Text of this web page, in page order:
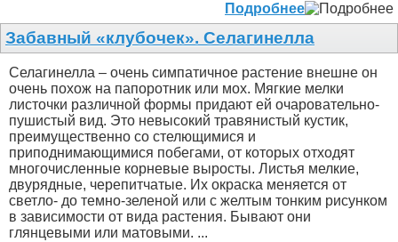
Подробнее
Забавный «клубочек». Селагинелла
Селагинелла – очень симпатичное растение внешне он
очень похож на папоротник или мох. Мягкие мелки
листочки различной формы придают ей очаровательно-
пушистый вид. Это невысокий травянистый кустик,
преимущественно со стелющимися и
приподнимающимися побегами, от которых отходят
многочисленные корневые выросты. Листья мелкие,
двурядные, черепитчатые. Их окраска меняется от
светло- до темно-зеленой или с желтым тонким рисунком
в зависимости от вида растения. Бывают они
глянцевыми или матовыми. ...